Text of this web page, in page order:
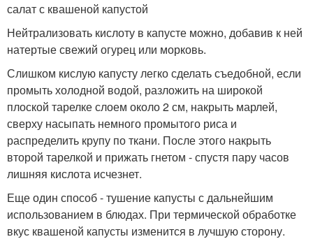
салат с квашеной капустой
Нейтрализовать кислоту в капусте можно, добавив к ней
натертые свежий огурец или морковь.
Слишком кислую капусту легко сделать съедобной, если
промыть холодной водой, разложить на широкой
плоской тарелке слоем около 2 см, накрыть марлей,
сверху насыпать немного промытого риса и
распределить крупу по ткани. После этого накрыть
второй тарелкой и прижать гнетом - спустя пару часов
лишняя кислота исчезнет.
Еще один способ - тушение капусты с дальнейшим
использованием в блюдах. При термической обработке
вкус квашеной капусты изменится в лучшую сторону.